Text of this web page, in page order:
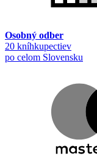
Osobný odber
20 kníhkupectiev
po celom Slovensku